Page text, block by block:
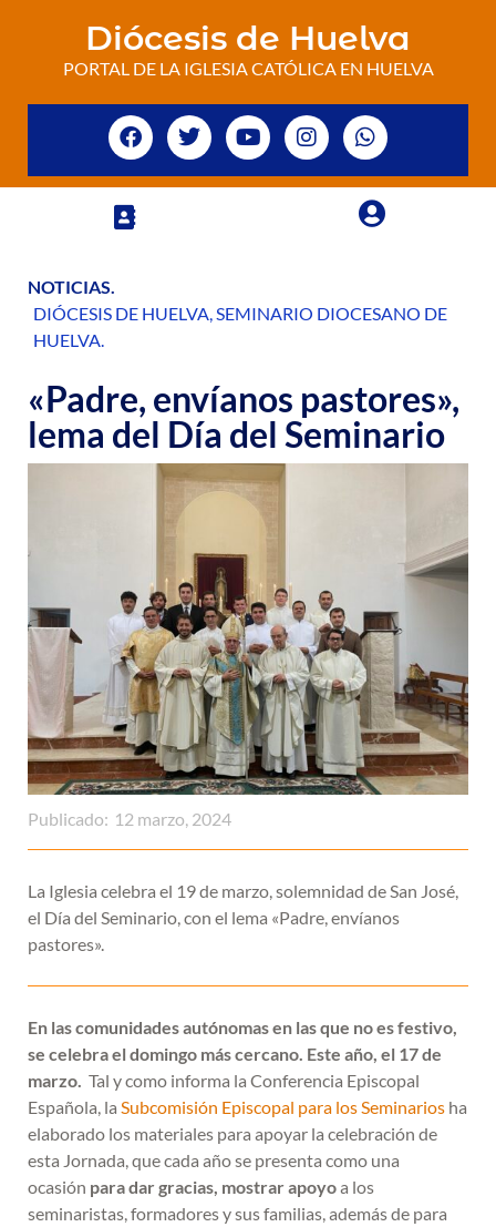
Diócesis de Huelva
PORTAL DE LA IGLESIA CATÓLICA EN HUELVA
NOTICIAS.
DIÓCESIS DE HUELVA,SEMINARIO DIOCESANO DE
HUELVA.
«Padre, envíanos pastores»,
lema del Día del Seminario
Publicado: 12 marzo, 2024
La Iglesia celebra el 19 de marzo, solemnidad de San José,
el Día del Seminario, con el lema «Padre, envíanos
pastores».
En las comunidades autónomas en las que no es festivo,
se celebra el domingo más cercano. Este año, el 17 de
marzo. Tal y como informa la Conferencia Episcopal
Española, la Subcomisión Episcopal para los Seminarios ha
elaborado los materiales para apoyar la celebración de
esta Jornada, que cada año se presenta como una
ocasión para dar gracias, mostrar apoyoa los
seminaristas, formadores y sus familias, además de para